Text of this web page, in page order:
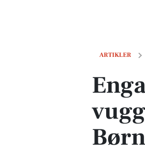
ARTIKLER
Engageret